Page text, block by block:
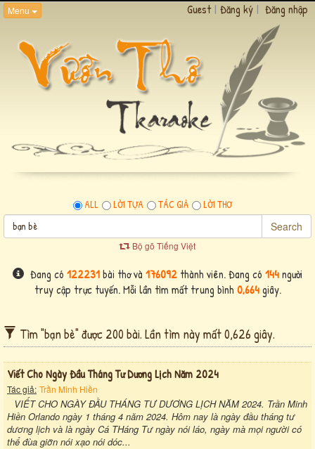
Menu Guest | Đăng ký | Đăng nhập
ALL LỜI TỰA TÁC GIẢ LỜI THƠ
Search
Bộ gõ Tiếng Việt
Đang có 122231bài thơ và 176092 thành viên. Đang có 144người
truy cập trực tuyến. Mỗi lần tìm mất trung bình 0,664giây.
Tìm "bạn bè" được 200 bài. Lần tìm này mất 0,626 giây.
Viết Cho Ngày Đầu Tháng Tư Dương Lịch Năm 2024
Tác giả: Trần Minh Hiền
VIẾT CHO NGÀY ĐẦU THÁNG TƯ DƯƠNG LỊCH NĂM 2024. Trần Minh
Hiền Orlando ngày 1 tháng 4 năm 2024. Hôm nay là ngày đầu tháng tư
dương lịch và là ngày Cá THáng Tư ngày nói láo, ngày mà mọi người có
thể đùa giỡn nói xạo nói dóc...